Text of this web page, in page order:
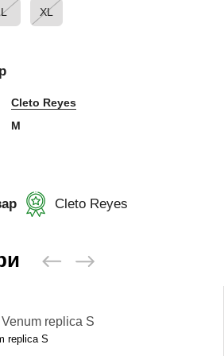
L XL
Cleto Reyes
M
Cleto Reyes
replica S